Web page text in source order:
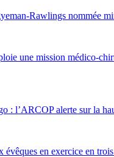
Rawlings nommée
une mission médico-
: l’ARCOP alerte sur la
évêques en exercice en